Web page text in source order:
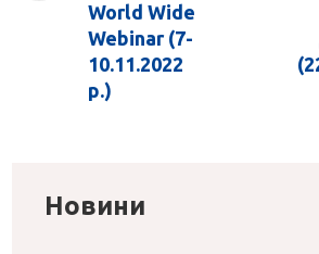
World Wide
Webinar (7-
10.11.2022
р.)
Новини